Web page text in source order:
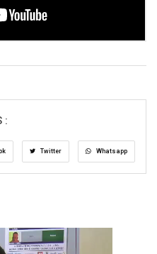
:
Twitter Whatsapp